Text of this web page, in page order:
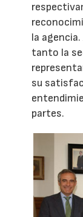
la
tanto la
su
partes.